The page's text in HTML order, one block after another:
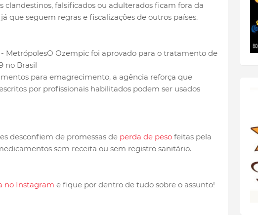
falsificados ou adulterados ficam fora da
que seguem regras e fiscalizações de outros países.
O Ozempic foi aprovado para o tratamento de
no Brasil
para emagrecimento, a agência reforça que
por profissionais habilitados podem ser usados
desconfiem de promessas de perda de pesofeitas pela
sem receita ou sem registro sanitário.
no Instagram e fique por dentro de tudo sobre o assunto!